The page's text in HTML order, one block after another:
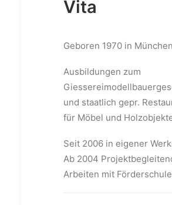
Vita
Geboren 1970 in München
Ausbildungen zum
und staatlich gepr.
für Möbel und
Seit 2006 in eigener
Ab 2004
Arbeiten mit